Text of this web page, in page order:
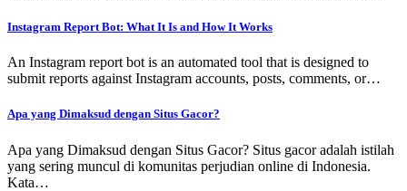
Instagram Report Bot: What It Is and How It Works
An Instagram report bot is an automated tool that is designed to
submit reports against Instagram accounts, posts, comments, or…
Apa yang Dimaksud dengan Situs Gacor?
Apa yang Dimaksud dengan Situs Gacor? Situs gacor adalah istilah
yang sering muncul di komunitas perjudian online di Indonesia.
Kata…